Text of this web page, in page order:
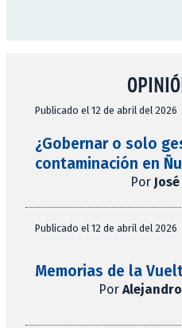
Publicado el 12 de abril del 2026
¿Gobernar o solo
contaminación en
Por
Publicado el 12 de abril del 2026
Memorias de la
Por